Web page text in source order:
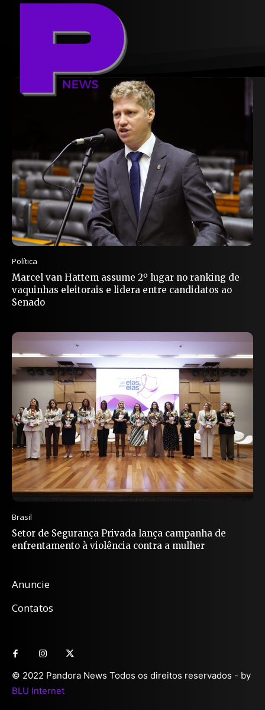
Política
Marcel van Hattem assume 2º lugar no ranking de
vaquinhas eleitorais e lidera entre candidatos ao
Senado
Brasil
Setor de Segurança Privada lança campanha de
enfrentamento à violência contra a mulher
Anuncie
Contatos
© 2022 Pandora News Todos os direitos reservados - by
BLU Internet